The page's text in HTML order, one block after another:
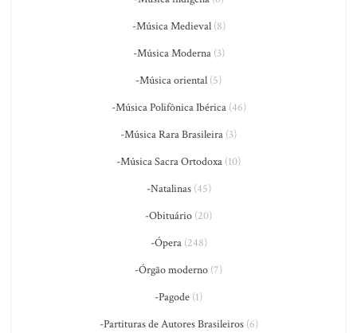
-Música Medieval(8)
-Música Moderna(3)
-Música oriental (5)
-Música Polifônica Ibérica(46)
-Música Rara Brasileira (3)
-Música Sacra Ortodoxa (10)
-Natalinas(45)
-Obituário (20)
-Ópera(248)
-Órgão moderno (7)
-Pagode (1)
-Partituras de Autores Brasileiros(6)